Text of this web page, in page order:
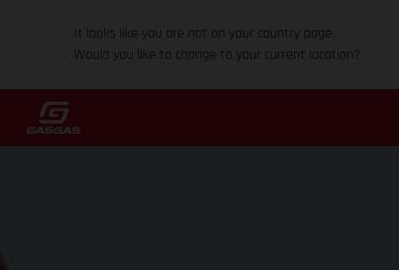
It looks like you are not on your country page.
Would you like to change to your current location?